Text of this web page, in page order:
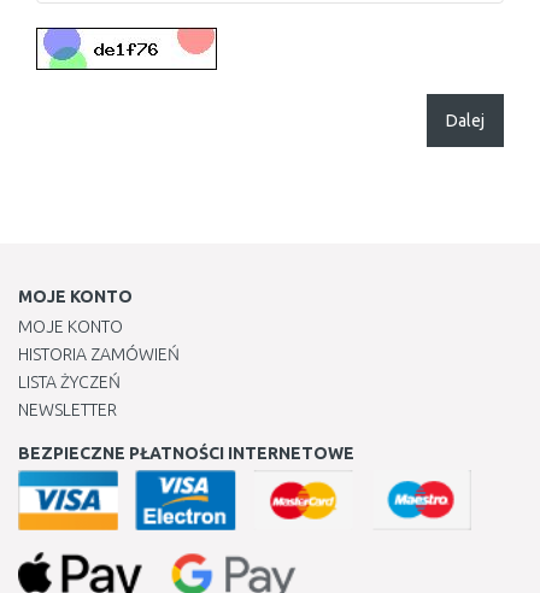
Dalej
MOJE KONTO
MOJE KONTO
HISTORIA ZAMÓWIEŃ
LISTA ŻYCZEŃ
NEWSLETTER
BEZPIECZNE PŁATNOŚCI INTERNETOWE